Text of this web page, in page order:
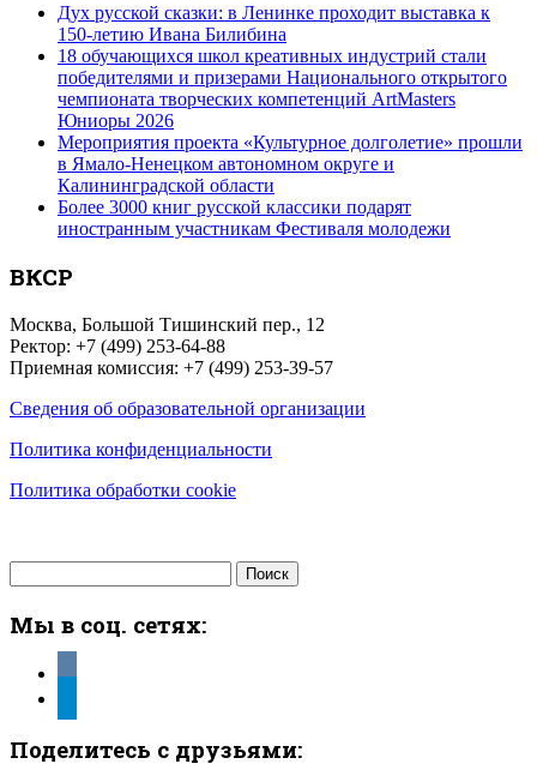
Дух русской сказки: в Ленинке проходит выставка к
150-летию Ивана Билибина
18 обучающихся школ креативных индустрий стали
победителями и призерами Национального открытого
чемпионата творческих компетенций ArtMasters
Юниоры 2026
Мероприятия проекта «Культурное долголетие» прошли
в Ямало-Ненецком автономном округе и
Калининградской области
Более 3000 книг русской классики подарят
иностранным участникам Фестиваля молодежи
ВКСР
Москва, Большой Тишинский пер., 12
Ректор: +7 (499) 253-64-88
Приемная комиссия: +7 (499) 253-39-57
Сведения об образовательной организации
Политика конфиденциальности
Политика обработки cookie
Мы в соц. сетях:
Поделитесь с друзьями: